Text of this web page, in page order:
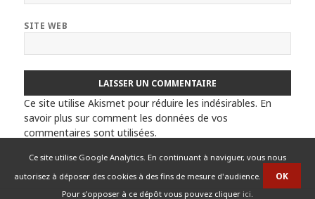
Ce site utilise Google Analytics. En continuant à naviguer, vous nous
autorisez à déposer des cookies à des fins de mesure d'audience.
Pour s'opposer à ce dépôt vous pouvez cliquer ici.
SITE WEB
Ce site utilise Akismet pour réduire les indésirables. En
savoir plus sur comment les données de vos
commentaires sont utilisées.